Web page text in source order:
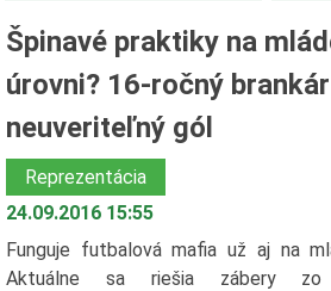
Špinavé praktiky na
úrovni? 16-ročný
neuveriteľný gól
Reprezentácia
24.09.2016 15:55
Funguje futbalová mafia už aj na
Aktuálne sa riešia zábery zo